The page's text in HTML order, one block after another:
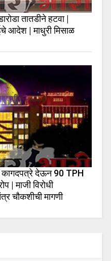
तातडीने हटवा |
आदेश | माधुरी मिसाळ
देऊन 90 TPH
| माजी विरोधी
चौकशीची मागणी